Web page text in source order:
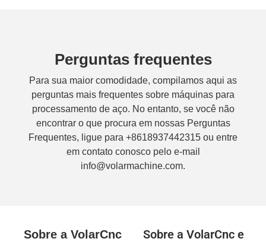
Perguntas frequentes
Para sua maior comodidade, compilamos aqui as
perguntas mais frequentes sobre máquinas para
processamento de aço. No entanto, se você não
encontrar o que procura em nossas Perguntas
Frequentes, ligue para +8618937442315 ou entre
em contato conosco pelo e-mail
info@volarmachine.com.
Sobre a VolarCnc Sobre a VolarCnc e